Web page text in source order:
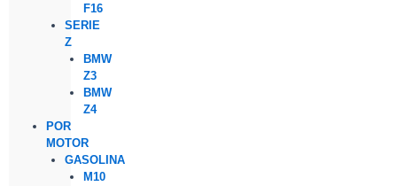
F16
SERIE
Z
BMW
Z3
BMW
Z4
POR
MOTOR
GASOLINA
M10